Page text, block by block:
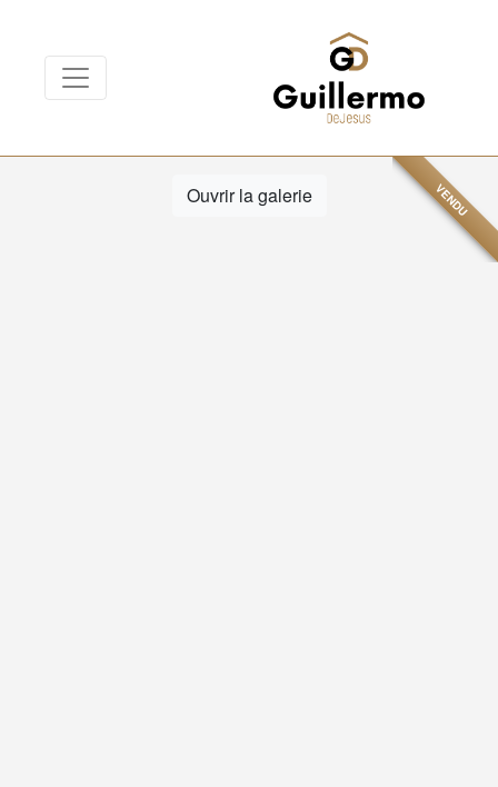
VENDU
Ouvrir la galerie